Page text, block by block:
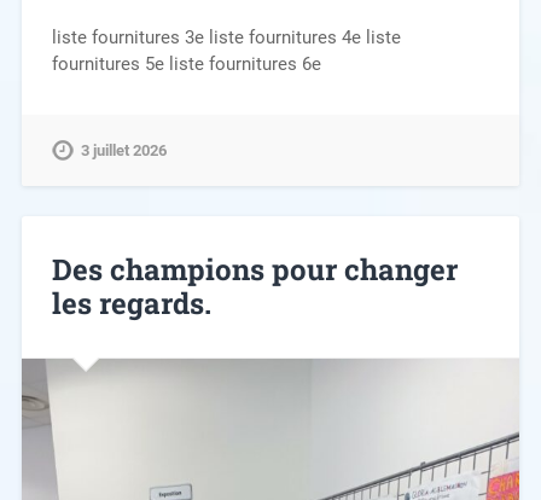
liste fournitures 3e liste fournitures 4e liste
fournitures 5e liste fournitures 6e
3 juillet 2026
Des champions pour changer
les regards.